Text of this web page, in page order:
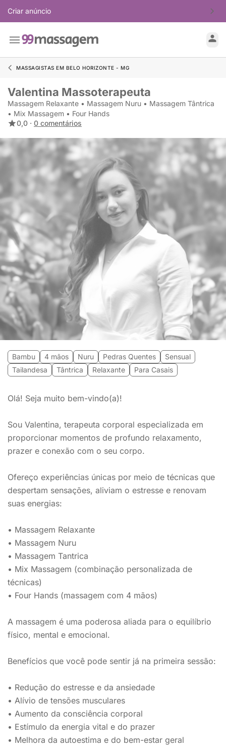
Criar anúncio
MASSAGISTAS EM BELO HORIZONTE - MG
Valentina Massoterapeuta
Massagem Relaxante • Massagem Nuru • Massagem Tântrica
• Mix Massagem • Four Hands
0,0 · 0 comentários
Bambu 4 mãos Nuru Pedras Quentes
Sensual
Tailandesa
Tântrica Relaxante Para Casais
Olá! Seja muito bem-vindo(a)!
Sou Valentina, terapeuta corporal especializada em
proporcionar momentos de profundo relaxamento,
prazer e conexão com o seu corpo.
Ofereço experiências únicas por meio de técnicas que
despertam sensações, aliviam o estresse e renovam
suas energias:
• Massagem Relaxante
• Massagem Nuru
• Massagem Tantrica
• Mix Massagem (combinação personalizada de
técnicas)
• Four Hands (massagem com 4 mãos)
A massagem é uma poderosa aliada para o equilíbrio
físico, mental e emocional.
Benefícios que você pode sentir já na primeira sessão:
• Redução do estresse e da ansiedade
• Alívio de tensões musculares
• Aumento da consciência corporal
• Estímulo da energia vital e do prazer
• Melhora da autoestima e do bem-estar geral